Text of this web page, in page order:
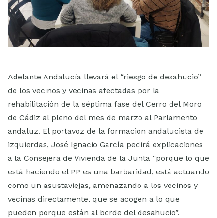
Adelante Andalucía llevará el “riesgo de desahucio”
de los vecinos y vecinas afectadas por la
rehabilitación de la séptima fase del Cerro del Moro
de Cádiz al pleno del mes de marzo al Parlamento
andaluz. El portavoz de la formación andalucista de
izquierdas, José Ignacio García pedirá explicaciones
a la Consejera de Vivienda de la Junta “porque lo que
está haciendo el PP es una barbaridad, está actuando
como un asustaviejas, amenazando a los vecinos y
vecinas directamente, que se acogen a lo que
pueden porque están al borde del desahucio”.